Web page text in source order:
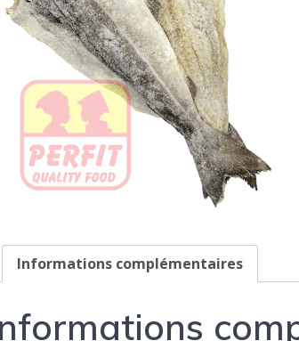
Informations complémentaires